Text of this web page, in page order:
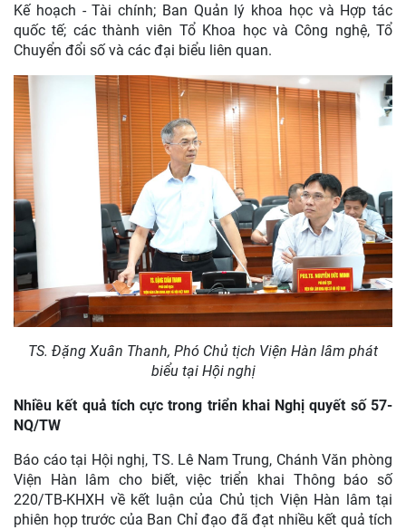
Kế hoạch - Tài chính; Ban Quản lý khoa học và Hợp tác
quốc tế; các thành viên Tổ Khoa học và Công nghệ, Tổ
Chuyển đổi số và các đại biểu liên quan.
TS. Đặng Xuân Thanh, Phó Chủ tịch Viện Hàn lâm phát
biểu tại Hội nghị
Nhiều kết quả tích cực trong triển khai Nghị quyết số 57-
NQ/TW
Báo cáo tại Hội nghị, TS. Lê Nam Trung, Chánh Văn phòng
Viện Hàn lâm cho biết, việc triển khai Thông báo số
220/TB-KHXH về kết luận của Chủ tịch Viện Hàn lâm tại
phiên họp trước của Ban Chỉ đạo đã đạt nhiều kết quả tích